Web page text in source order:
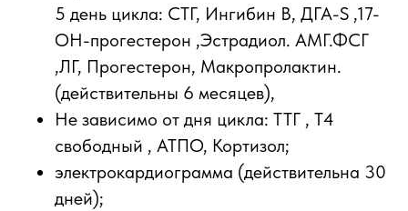
5 день цикла: СТГ, Ингибин В, ДГА-S ,17-
OH-прогестерон ,Эстрадиол. АМГ.ФСГ
,ЛГ, Прогестерон, Макропролактин.
(действительны 6 месяцев),
Не зависимо от дня цикла: ТТГ , Т4
свободный , АТПО, Кортизол;
электрокардиограмма (действительна 30
дней);